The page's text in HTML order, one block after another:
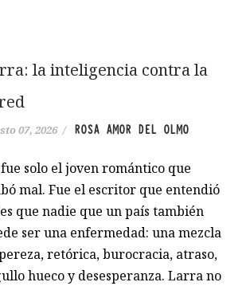
la inteligencia contra la
07, 2026 / ROSA AMOR DEL OLMO
solo el joven romántico que
mal. Fue el escritor que entendió
que nadie que un país también
ser una enfermedad: una mezcla
retórica, burocracia, atraso,
hueco y desesperanza. Larra no